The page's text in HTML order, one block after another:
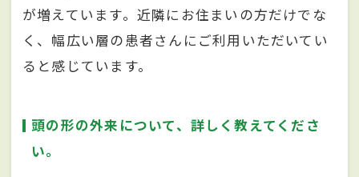
が増えています。近隣にお住まいの方だけでな
く、幅広い層の患者さんにご利用いただいてい
ると感じています。
頭の形の外来について、詳しく教えてくださ
い。